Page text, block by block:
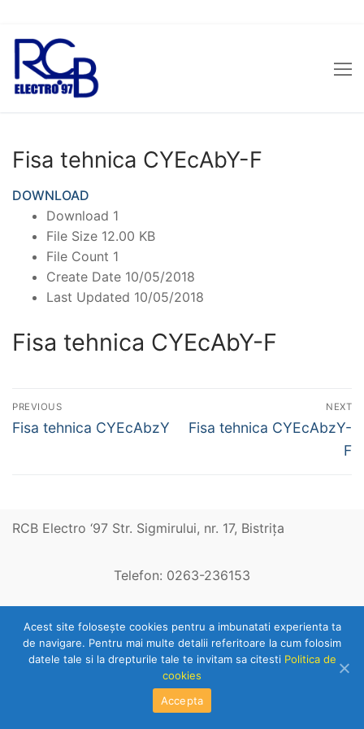
Sari
conținut
Fisa tehnica CYEcAbY-F
DOWNLOAD
Download 1
File Size 12.00 KB
File Count 1
Create Date 10/05/2018
Last Updated 10/05/2018
Fisa tehnica CYEcAbY-F
Navigare
în
PREVIOUS
Previous
Fisa tehnica CYEcAbzY
NEXT
Next
Fisa tehnica CYEcAbzY-
F
RCB Electro ‘97 Str. Sigmirului, nr. 17, Bistriţa
Telefon: 0263-236153
Copyright © 2026 RCB Electro 97
Acest site foloseşte cookies pentru a imbunatati experienta ta
de navigare. Pentru mai multe detalii referitoare la cum folosim
datele tale si la drepturile tale te invitam sa citesti Politica de
cookies
Accepta